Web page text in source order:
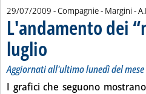
29/07/2009 - Compagnie - Margini -di:
L'andamento dei
luglio . Sottotitolo: Aggiornati all'ultimo
. Pubblicata mercoledì 29 luglio
Aggiornati all'ultimo lunedì del mese
I grafici che seguono